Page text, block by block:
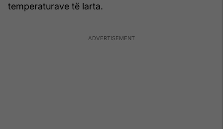
temperaturave të larta.